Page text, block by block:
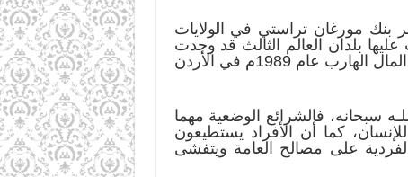
بنك مورغان تراستي في الولايات
بلدان العالم الثالث قد وجدت
طريقها إلى الخارج على شكل حسابات سرية خاصة لكبار المسؤولين أو بأسماء ذويهم، وقد وصل المال الهارب عام 1989م في الأردن
سبحانه، فالشرائع الوضعية مهما
كما أن الأفراد يستطيعون
الفردية على مصالح العامة ويتفشى